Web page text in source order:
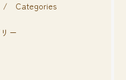
Categories
ー